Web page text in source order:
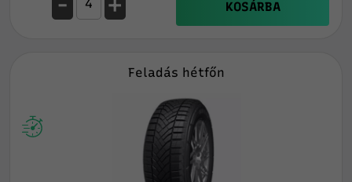
KOSÁRBA
Feladás hétfőn